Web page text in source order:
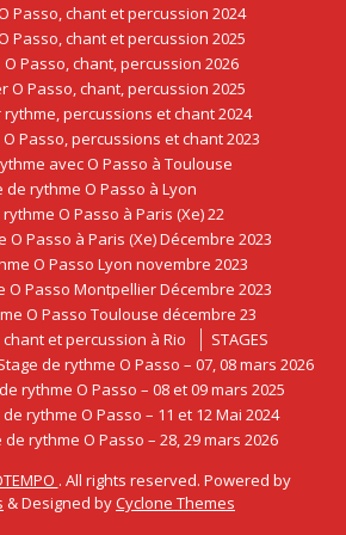
Passo, chant et percussion 2024
Passo, chant et percussion 2025
O Passo, chant, percussion 2026
O Passo, chant, percussion 2025
rythme, percussions et chant 2024
Passo, percussions et chant 2023
avec O Passo à Toulouse
de rythme O Passo à Lyon
O Passo à Paris (Xe) 22
O Passo à Paris (Xe) Décembre 2023
O Passo Lyon novembre 2023
O Passo Montpellier Décembre 2023
O Passo Toulouse décembre 23
chant et percussion à Rio
STAGES
de rythme O Passo – 07, 08 mars 2026
rythme O Passo – 08 et 09 mars 2025
rythme O Passo – 11 et 12 Mai 2024
rythme O Passo – 28, 29 mars 2026
. All rights reserved. Powered by
&Designed byCyclone Themes